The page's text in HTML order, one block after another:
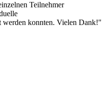
Teilnehmer
werden konnten. Vielen Dank!"